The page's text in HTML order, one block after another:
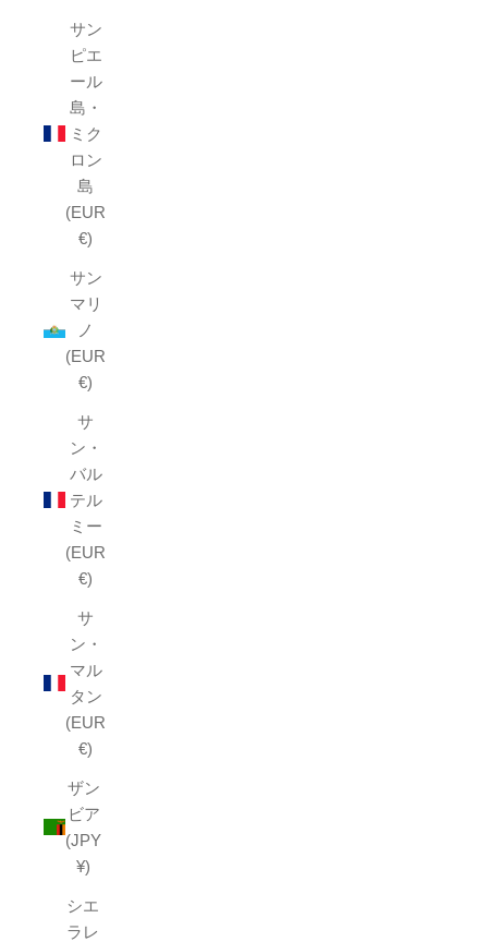
サン
ピエ
ール
島・
ミク
ロン
島
(EUR
€)
サン
マリ
ノ
(EUR
€)
サ
ン・
バル
テル
ミー
(EUR
€)
サ
ン・
マル
タン
(EUR
€)
ザン
ビア
(JPY
¥)
シエ
ラレ